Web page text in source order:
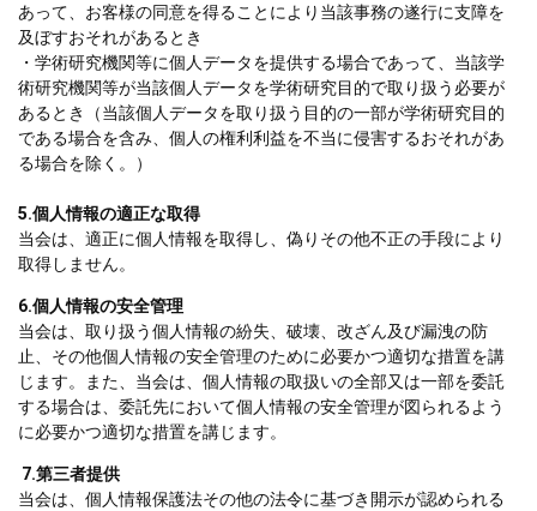
あって、お客様の同意を得ることにより当該事務の遂行に支障を
及ぼすおそれがあるとき
・学術研究機関等に個人データを提供する場合であって、当該学
術研究機関等が当該個人データを学術研究目的で取り扱う必要が
あるとき（当該個人データを取り扱う目的の一部が学術研究目的
である場合を含み、個人の権利利益を不当に侵害するおそれがあ
る場合を除く。）
5.個人情報の適正な取得
当会は、適正に個人情報を取得し、偽りその他不正の手段により
取得しません。
6.個人情報の安全管理
当会は、取り扱う個人情報の紛失、破壊、改ざん及び漏洩の防
止、その他個人情報の安全管理のために必要かつ適切な措置を講
じます。また、当会は、個人情報の取扱いの全部又は一部を委託
する場合は、委託先において個人情報の安全管理が図られるよう
に必要かつ適切な措置を講じます。
7.第三者提供
当会は、個人情報保護法その他の法令に基づき開示が認められる